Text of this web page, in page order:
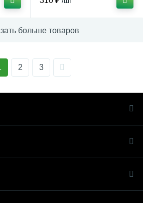
больше товаров
2 3